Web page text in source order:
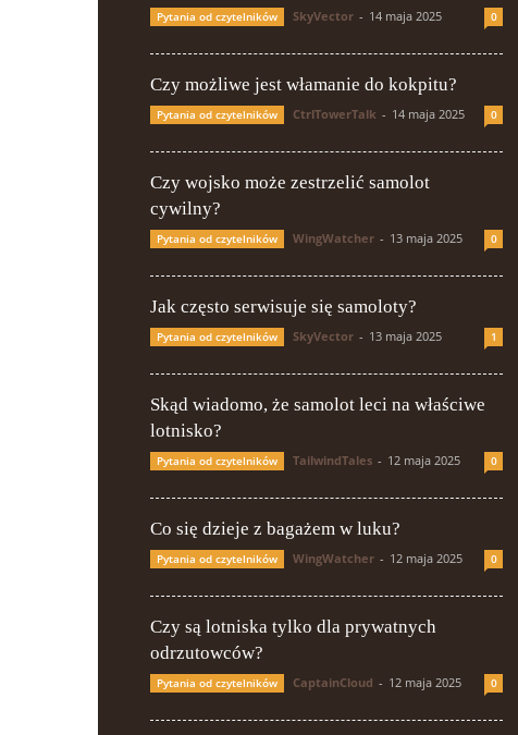
Pytania od czytelników SkyVector - 14 maja 2025 0
Czy możliwe jest włamanie do kokpitu?
Pytania od czytelników CtrlTowerTalk - 14 maja 2025 0
Czy wojsko może zestrzelić samolot
cywilny?
Pytania od czytelników WingWatcher - 13 maja 2025 0
Jak często serwisuje się samoloty?
Pytania od czytelników SkyVector - 13 maja 2025 1
Skąd wiadomo, że samolot leci na właściwe
lotnisko?
Pytania od czytelników TailwindTales - 12 maja 2025 0
Co się dzieje z bagażem w luku?
Pytania od czytelników WingWatcher - 12 maja 2025 0
Czy są lotniska tylko dla prywatnych
odrzutowców?
Pytania od czytelników CaptainCloud - 12 maja 2025 0